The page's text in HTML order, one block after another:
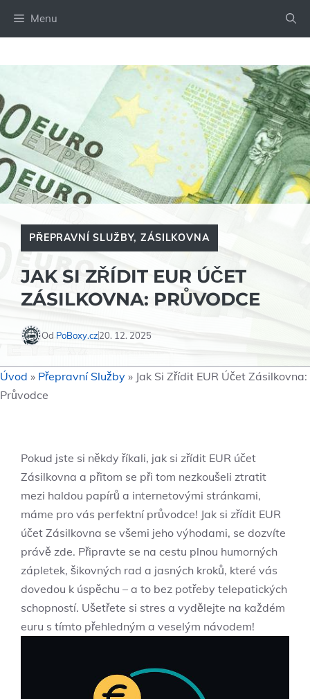
Menu
PŘEPRAVNÍ SLUŽBY,ZÁSILKOVNA
JAK SI ZŘÍDIT EUR ÚČET
ZÁSILKOVNA: PRŮVODCE
Od PoBoxy.cz20. 12. 2025
Úvod » Přepravní Služby » Jak Si Zřídit EUR Účet Zásilkovna:
Průvodce
Pokud jste si někdy říkali, jak si zřídit EUR účet
Zásilkovna a přitom se při tom nezkoušeli ztratit
mezi haldou papírů a internetovými stránkami,
máme pro vás perfektní průvodce! Jak si zřídit EUR
účet Zásilkovna se všemi jeho výhodami, se dozvíte
právě zde. Připravte se na cestu plnou humorných
zápletek, šikovných rad a jasných kroků, které vás
dovedou k úspěchu – a to bez potřeby telepatických
schopností. Ušetřete si stres a vydělejte na každém
euru s tímto přehledným a veselým návodem!